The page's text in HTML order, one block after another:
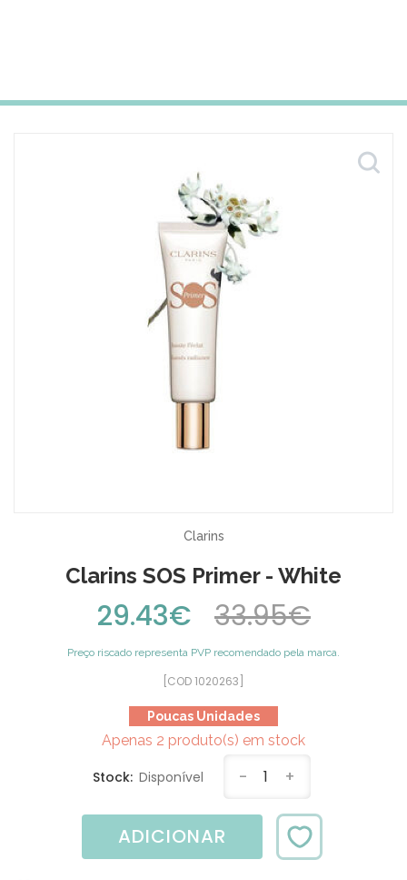
Clarins
Clarins SOS Primer - White
29.43€ 33.95€
Preço riscado representa PVP recomendado pela marca.
[COD 1020263]
Poucas Unidades
Apenas 2 produto(s) em stock
Stock: Disponível - 1 +
ADICIONAR